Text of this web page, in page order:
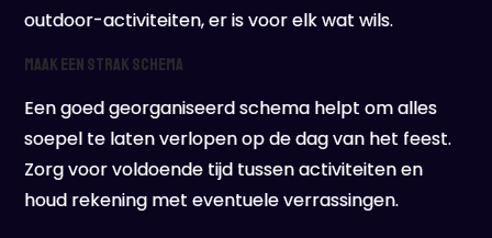
outdoor-activiteiten, er is voor elk wat wils.
Maak een strak schema
Een goed georganiseerd schema helpt om alles
soepel te laten verlopen op de dag van het feest.
Zorg voor voldoende tijd tussen activiteiten en
houd rekening met eventuele verrassingen.